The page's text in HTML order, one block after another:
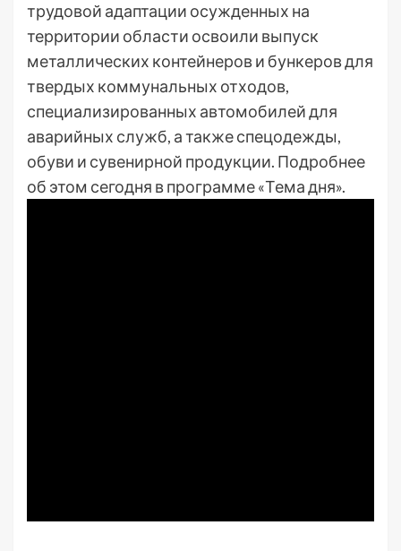
трудовой адаптации осужденных на
территории области освоили выпуск
металлических контейнеров и бункеров для
твердых коммунальных отходов,
специализированных автомобилей для
аварийных служб, а также спецодежды,
обуви и сувенирной продукции. Подробнее
об этом сегодня в программе «Тема дня».